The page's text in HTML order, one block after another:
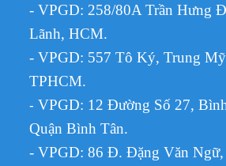
- VPGD: 258/80A Trần Hưng
Lãnh, HCM.
- VPGD: 557 Tô Ký, Trung
TPHCM.
- VPGD: 12 Đường Số 27,
Quận Bình Tân.
- VPGD: 86 Đ. Đặng Văn Ngữ,